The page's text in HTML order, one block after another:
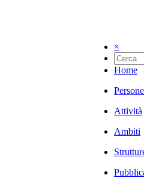
×
Home
Persone
Attività
Ambiti